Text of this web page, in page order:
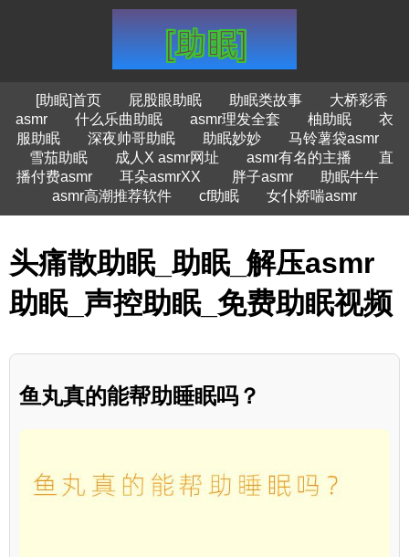
[助眠]首页 屁股眼助眠 助眠类故事
大桥彩香
asmr
什么乐曲助眠 asmr理发全套 柚助眠
衣
服助眠
深夜帅哥助眠 助眠妙妙
马铃薯袋asmr
雪茄助眠
成人X asmr网址 asmr有名的主播
直
播付费asmr
耳朵asmrXX 胖子asmr
助眠牛牛
asmr高潮推荐软件
cf助眠 女仆娇喘asmr
头痛散助眠_助眠_解压asmr
助眠_声控助眠_免费助眠视频
鱼丸真的能帮助睡眠吗？